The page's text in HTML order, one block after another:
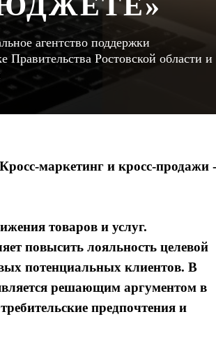
агентство поддержки
Ростовской области и
маркетинг и кросс-продажи -
товаров и услуг.
повысить лояльность целевой
потенциальных клиентов. В
решающим аргументом в
предпочтения и